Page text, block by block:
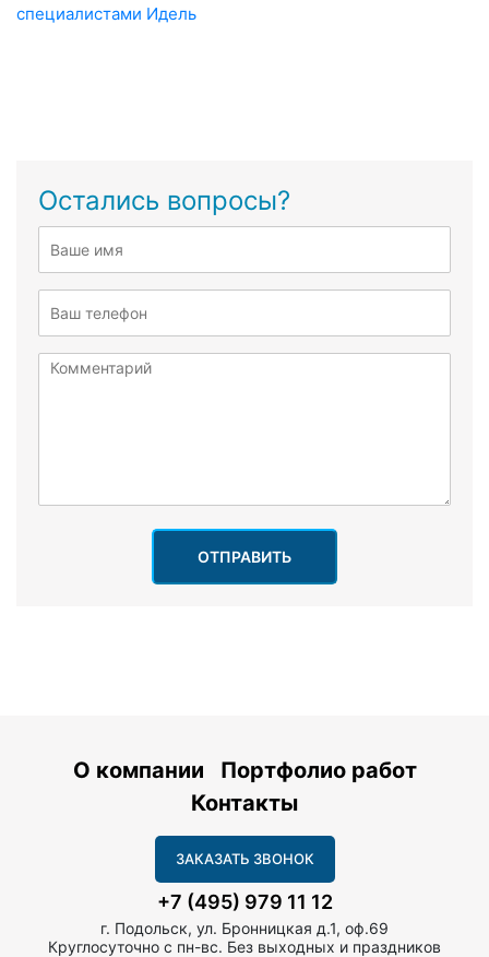
Остались вопросы?
ОТПРАВИТЬ
О компании
Портфолио работ
Контакты
ЗАКАЗАТЬ ЗВОНОК
+7 (495) 979 11 12
г. Подольск, ул. Бронницкая д.1, оф.69
Круглосуточно с пн-вс. Без выходных и праздников